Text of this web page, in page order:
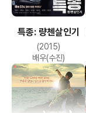
특종: 량첸살인기
(2015)
배우(수진)